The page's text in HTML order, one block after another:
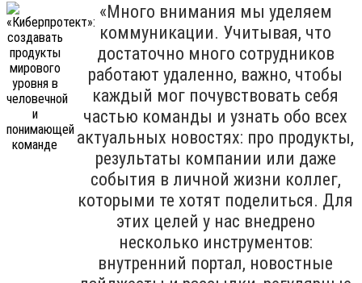
«Много внимания мы уделяем
коммуникации. Учитывая, что
достаточно много сотрудников
работают удаленно, важно, чтобы
каждый мог почувствовать себя
частью команды и узнать обо всех
актуальных новостях: про продукты,
результаты компании или даже
события в личной жизни коллег,
которыми те хотят поделиться. Для
этих целей у нас внедрено
несколько инструментов:
внутренний портал, новостные